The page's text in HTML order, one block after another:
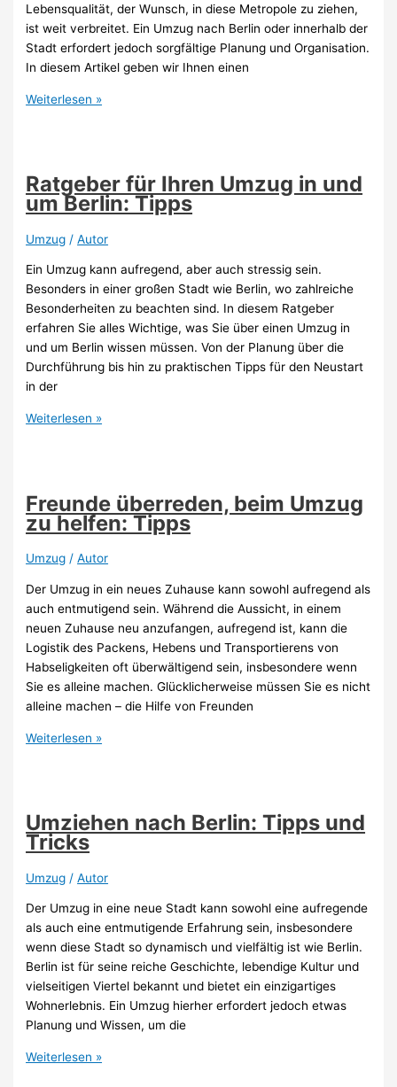
Lebensqualität, der Wunsch, in diese Metropole zu ziehen,
ist weit verbreitet. Ein Umzug nach Berlin oder innerhalb der
Stadt erfordert jedoch sorgfältige Planung und Organisation.
In diesem Artikel geben wir Ihnen einen
Der
Umzüge
in
und
um
Weiterlesen »
Ratgeber für Ihren Umzug in und
um Berlin: Tipps
Umzug /Autor
Ein Umzug kann aufregend, aber auch stressig sein.
Besonders in einer großen Stadt wie Berlin, wo zahlreiche
Besonderheiten zu beachten sind. In diesem Ratgeber
erfahren Sie alles Wichtige, was Sie über einen Umzug in
und um Berlin wissen müssen. Von der Planung über die
Durchführung bis hin zu praktischen Tipps für den Neustart
in der
Ratgeber
in
und
um
Berlin:
Weiterlesen »
Freunde überreden, beim Umzug
zu helfen: Tipps
Umzug /Autor
Der Umzug in ein neues Zuhause kann sowohl aufregend als
auch entmutigend sein. Während die Aussicht, in einem
neuen Zuhause neu anzufangen, aufregend ist, kann die
Logistik des Packens, Hebens und Transportierens von
Habseligkeiten oft überwältigend sein, insbesondere wenn
Sie es alleine machen. Glücklicherweise müssen Sie es nicht
alleine machen – die Hilfe von Freunden
Freunde
zu
helfen:
Tipps
Weiterlesen »
Umziehen nach Berlin: Tipps und
Tricks
Umzug /Autor
Der Umzug in eine neue Stadt kann sowohl eine aufregende
als auch eine entmutigende Erfahrung sein, insbesondere
wenn diese Stadt so dynamisch und vielfältig ist wie Berlin.
Berlin ist für seine reiche Geschichte, lebendige Kultur und
vielseitigen Viertel bekannt und bietet ein einzigartiges
Wohnerlebnis. Ein Umzug hierher erfordert jedoch etwas
Planung und Wissen, um die
Umziehen
Weiterlesen »